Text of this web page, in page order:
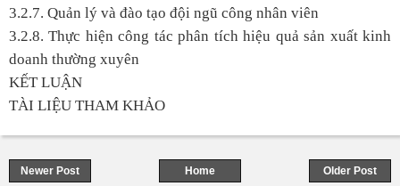
3.2.7. Quản lý và đào tạo đội ngũ công nhân viên
3.2.8. Thực hiện công tác phân tích hiệu quả sản xuất kinh
doanh thường xuyên
KẾT LUẬN
TÀI LIỆU THAM KHẢO
Newer Post Older Post
Home